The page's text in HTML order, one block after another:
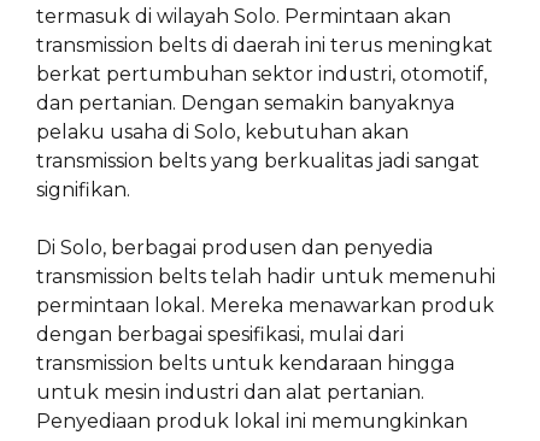
termasuk di wilayah Solo. Permintaan akan
transmission belts di daerah ini terus meningkat
berkat pertumbuhan sektor industri, otomotif,
dan pertanian. Dengan semakin banyaknya
pelaku usaha di Solo, kebutuhan akan
transmission belts yang berkualitas jadi sangat
signifikan.
Di Solo, berbagai produsen dan penyedia
transmission belts telah hadir untuk memenuhi
permintaan lokal. Mereka menawarkan produk
dengan berbagai spesifikasi, mulai dari
transmission belts untuk kendaraan hingga
untuk mesin industri dan alat pertanian.
Penyediaan produk lokal ini memungkinkan